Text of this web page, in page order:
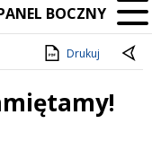
BOCZNY
Drukuj